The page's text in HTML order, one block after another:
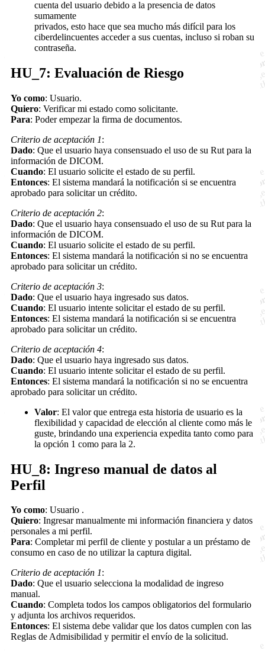
cuenta del usuario debido a la presencia de datos
sumamente
privados, esto hace que sea mucho más difícil para los
ciberdelincuentes acceder a sus cuentas, incluso si roban su
contraseña.
HU_7: Evaluación de Riesgo
Yo como: Usuario.
Quiero: Verificar mi estado como solicitante.
Para: Poder empezar la firma de documentos.
Criterio de aceptación 1:
Dado: Que el usuario haya consensuado el uso de su Rut para la
información de DICOM.
Cuando: El usuario solicite el estado de su perfil.
Entonces: El sistema mandará la notificación si se encuentra
aprobado para solicitar un crédito.
Criterio de aceptación 2:
Dado: Que el usuario haya consensuado el uso de su Rut para la
información de DICOM.
Cuando: El usuario solicite el estado de su perfil.
Entonces: El sistema mandará la notificación si no se encuentra
aprobado para solicitar un crédito.
Criterio de aceptación 3:
Dado: Que el usuario haya ingresado sus datos.
Cuando: El usuario intente solicitar el estado de su perfil.
Entonces: El sistema mandará la notificación si se encuentra
aprobado para solicitar un crédito.
Criterio de aceptación 4:
Dado: Que el usuario haya ingresado sus datos.
Cuando: El usuario intente solicitar el estado de su perfil.
Entonces: El sistema mandará la notificación si no se encuentra
aprobado para solicitar un crédito.
Valor: El valor que entrega esta historia de usuario es la
flexibilidad y capacidad de elección al cliente como más le
guste, brindando una experiencia expedita tanto como para
la opción 1 como para la 2.
HU_8: Ingreso manual de datos al
Perfil
Yo como: Usuario .
Quiero: Ingresar manualmente mi información financiera y datos
personales a mi perfil.
Para: Completar mi perfil de cliente y postular a un préstamo de
consumo en caso de no utilizar la captura digital.
Criterio de aceptación 1:
Dado: Que el usuario selecciona la modalidad de ingreso
manual.
Cuando: Completa todos los campos obligatorios del formulario
y adjunta los archivos requeridos.
Entonces: El sistema debe validar que los datos cumplen con las
Reglas de Admisibilidad y permitir el envío de la solicitud.